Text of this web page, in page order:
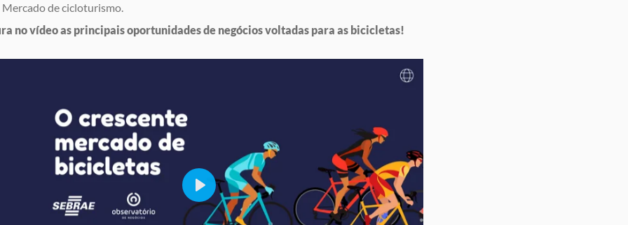
Mercado de cicloturismo.
no vídeo as principais oportunidades de negócios voltadas para as bicicletas!
Play